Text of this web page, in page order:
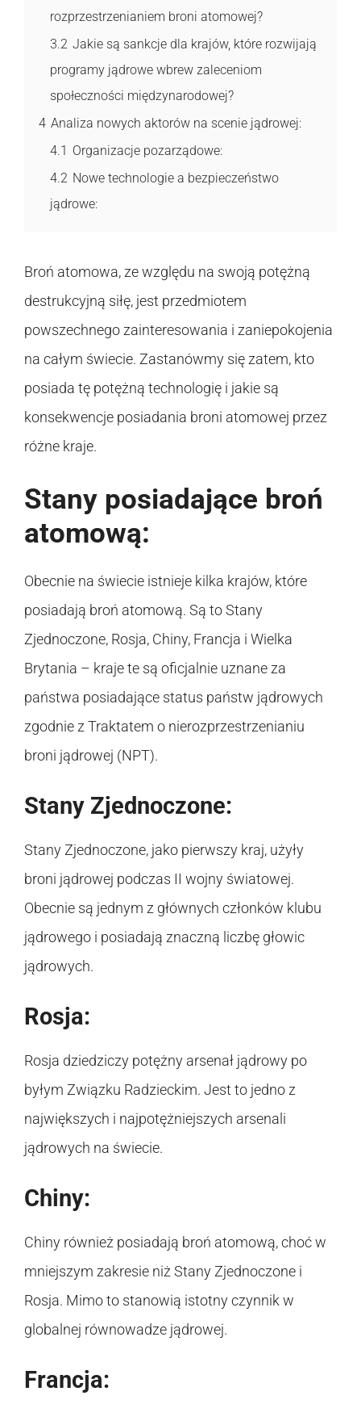
rozprzestrzenianiem broni atomowej?
3.2 Jakie są sankcje dla krajów, które rozwijają
programy jądrowe wbrew zaleceniom
społeczności międzynarodowej?
4 Analiza nowych aktorów na scenie jądrowej:
4.1 Organizacje pozarządowe:
4.2 Nowe technologie a bezpieczeństwo
jądrowe:
Broń atomowa, ze względu na swoją potężną
destrukcyjną siłę, jest przedmiotem
powszechnego zainteresowania i zaniepokojenia
na całym świecie. Zastanówmy się zatem, kto
posiada tę potężną technologię i jakie są
konsekwencje posiadania broni atomowej przez
różne kraje.
Stany posiadające broń
atomową:
Obecnie na świecie istnieje kilka krajów, które
posiadają broń atomową. Są to Stany
Zjednoczone, Rosja, Chiny, Francja i Wielka
Brytania – kraje te są oficjalnie uznane za
państwa posiadające status państw jądrowych
zgodnie z Traktatem o nierozprzestrzenianiu
broni jądrowej (NPT).
Stany Zjednoczone:
Stany Zjednoczone, jako pierwszy kraj, użyły
broni jądrowej podczas II wojny światowej.
Obecnie są jednym z głównych członków klubu
jądrowego i posiadają znaczną liczbę głowic
jądrowych.
Rosja:
Rosja dziedziczy potężny arsenał jądrowy po
byłym Związku Radzieckim. Jest to jedno z
największych i najpotężniejszych arsenali
jądrowych na świecie.
Chiny:
Chiny również posiadają broń atomową, choć w
mniejszym zakresie niż Stany Zjednoczone i
Rosja. Mimo to stanowią istotny czynnik w
globalnej równowadze jądrowej.
Francja: